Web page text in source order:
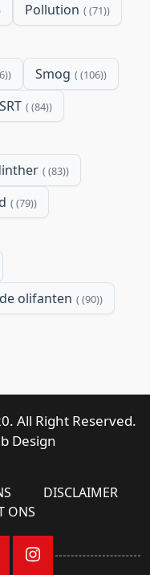
Pollution (71)
Smog (106)
SRT (84)
(83)
(79)
olifanten (90)
All Right Reserved.
Design
DISCLAIMER
ONS